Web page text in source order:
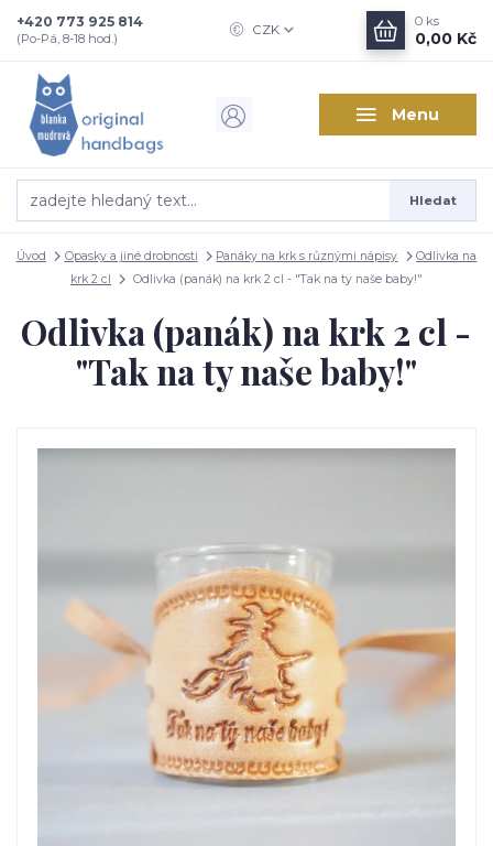
Menu
CZK
Hledat
+420 773 925 814
(Po-Pá, 8-18 hod.)
0 ks
0,00 Kč
Úvod Opasky a jiné drobnosti Panáky na krk s různými nápisy
Odlivka na
krk 2 cl
Odlivka (panák) na krk 2 cl - "Tak na ty naše baby!"
Odlivka (panák) na krk 2 cl -
"Tak na ty naše baby!"